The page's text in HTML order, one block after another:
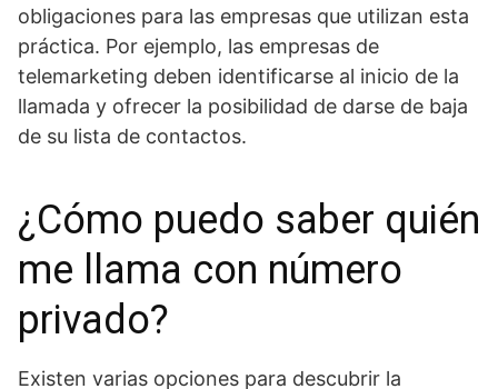
obligaciones para las empresas que utilizan esta
práctica. Por ejemplo, las empresas de
telemarketing deben identificarse al inicio de la
llamada y ofrecer la posibilidad de darse de baja
de su lista de contactos.
¿Cómo puedo saber quién
me llama con número
privado?
Existen varias opciones para descubrir la